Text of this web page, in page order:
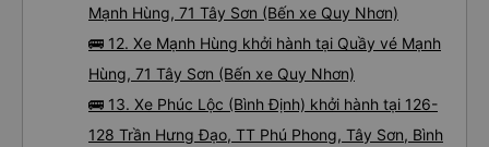
Mạnh Hùng, 71 Tây Sơn (Bến xe Quy Nhơn)
🚌 12. Xe Mạnh Hùng khởi hành tại Quầy vé Mạnh
Hùng, 71 Tây Sơn (Bến xe Quy Nhơn)
🚌 13. Xe Phúc Lộc (Bình Định) khởi hành tại 126-
128 Trần Hưng Đạo, TT Phú Phong, Tây Sơn, Bình